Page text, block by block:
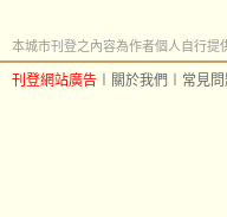
本城市刊登之內容為作者個人自行提
刊登網站廣告 關於我們 常見問